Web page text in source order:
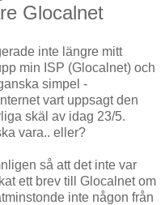
Glocalnet
inte längre mitt
min ISP (Glocalnet) och
simpel -
vart uppsagt den
skäl av idag 23/5.
vara.. eller?
så att det inte var
ett brev till Glocalnet om
inte någon från